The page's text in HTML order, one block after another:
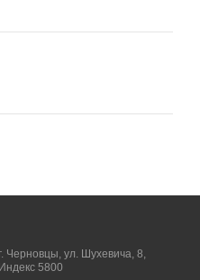
г. Черновцы, ул. Шухевича, 8,
Индекс 5800